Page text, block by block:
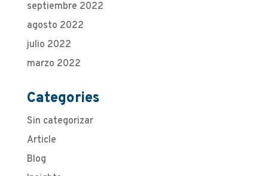
septiembre 2022
agosto 2022
julio 2022
marzo 2022
Categories
Sin categorizar
Article
Blog